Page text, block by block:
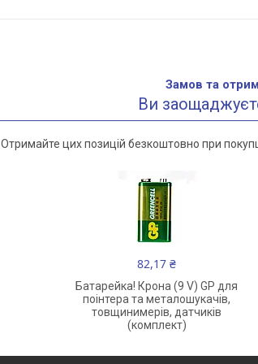
Замов та
Ви
Отримайте цих позицій безкоштовно при
82,17 ₴
Батарейка! Крона (9 V) GP для
поінтера та металошукачів,
товщинимерів, датчиків
(комплект)